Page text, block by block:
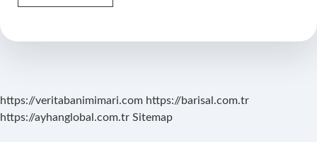
En
Neresi
https://veritabanimimari.com https://barisal.com.tr
https://ayhanglobal.com.tr Sitemap